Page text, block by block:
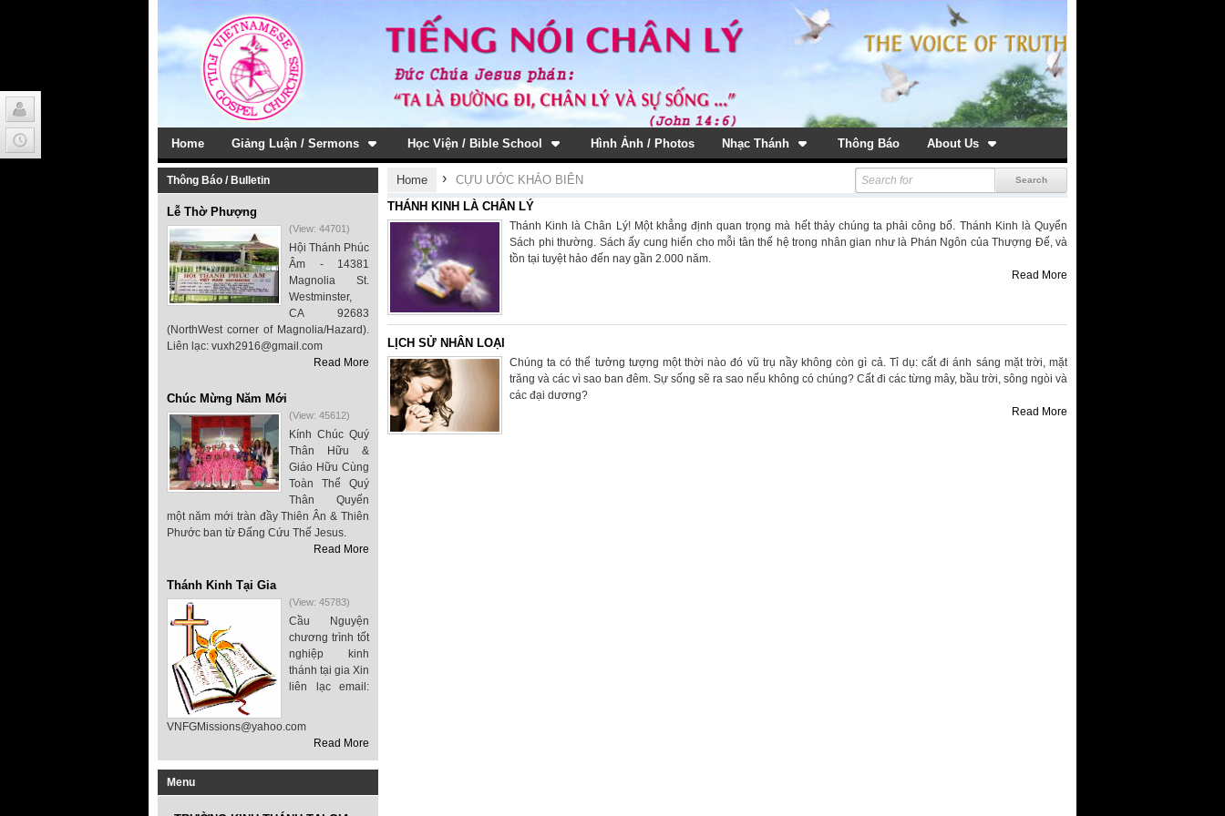
Home Giảng Luận / Sermons Học Viện / Bible School Hình Ảnh / Photos Nhạc Thánh Thông Báo About Us
Thông Báo / Bulletin
Lễ Thờ Phượng
(View: 44701)
Hội Thánh Phúc
Âm - 14381
Magnolia St.
Westminster,
CA 92683
(NorthWest corner of Magnolia/Hazard).
Liên lạc: vuxh2916@gmail.com
Read More
Chúc Mừng Năm Mới
(View: 45612)
Kính Chúc Quý
Thân Hữu &
Giáo Hữu Cùng
Toàn Thể Quý
Thân Quyến
một năm mới tràn đầy Thiên Ân & Thiên
Phước ban từ Đấng Cứu Thế Jesus.
Read More
Thánh Kinh Tại Gia
(View: 45783)
Cầu Nguyện
chương trình tốt
nghiệp kinh
thánh tại gia Xin
liên lạc email:
VNFGMissions@yahoo.com
Read More
Menu
Home ›
CỰU ƯỚC KHẢO BIÊN
THÁNH KINH LÀ CHÂN LÝ
Thánh Kinh là Chân Lý! Một khẳng định quan trọng mà hết thảy chúng ta phải công bố. Thánh Kinh là Quyển
Sách phi thường. Sách ấy cung hiến cho mỗi tân thế hệ trong nhân gian như là Phán Ngôn của Thượng Đế, và
tồn tại tuyệt hảo đến nay gần 2.000 năm.
Read More
LỊCH SỬ NHÂN LOẠI
Chúng ta có thể tưởng tượng một thời nào đó vũ trụ nầy không còn gì cả. Tỉ dụ: cất đi ánh sáng mặt trời, mặt
trăng và các vì sao ban đêm. Sự sống sẽ ra sao nếu không có chúng? Cất đi các từng mây, bầu trời, sông ngòi và
các đại dương?
Read More